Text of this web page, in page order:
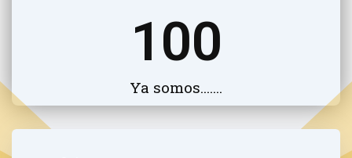
Ya somos.......
100